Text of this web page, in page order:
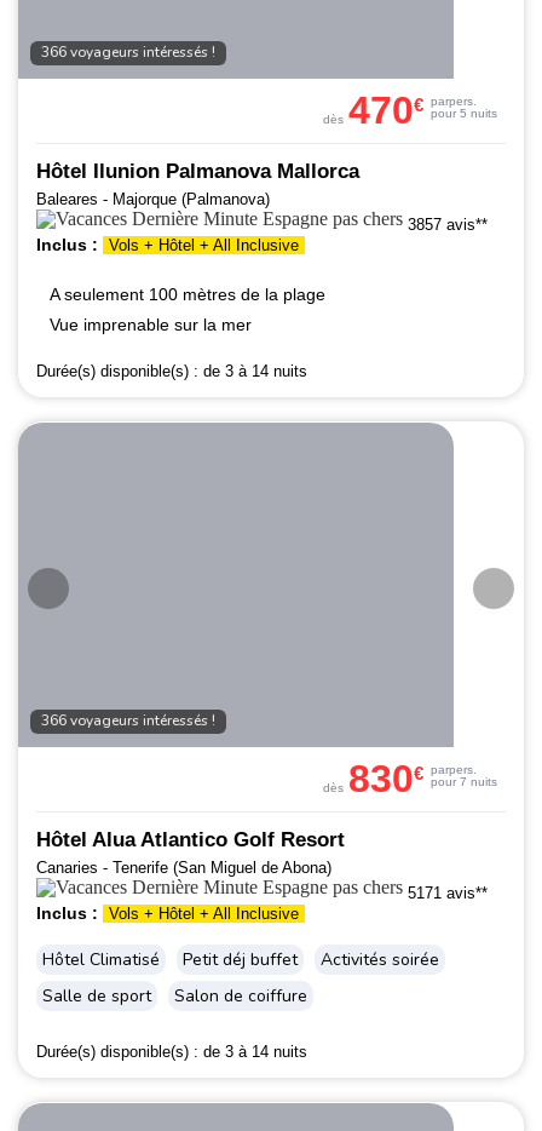
366 voyageurs intéressés !
Hôtel Ilunion Palmanova Mallorca
Baleares - Majorque (Palmanova)
3857 avis**
Inclus : Vols + Hôtel + All Inclusive
A seulement 100 mètres de la plage
Vue imprenable sur la mer
Durée(s) disponible(s) : de 3 à 14 nuits
dès 470€ parpers.
pour 5 nuits
366 voyageurs intéressés !
Hôtel Alua Atlantico Golf Resort
Canaries - Tenerife (San Miguel de Abona)
5171 avis**
Inclus : Vols + Hôtel + All Inclusive
Hôtel Climatisé Petit déj buffet
Activités soirée
Salle de sport
Salon de coiffure
Durée(s) disponible(s) : de 3 à 14 nuits
dès 830€ parpers.
pour 7 nuits